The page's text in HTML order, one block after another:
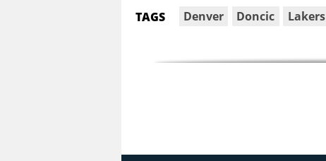
TAGS Denver Doncic Lakers